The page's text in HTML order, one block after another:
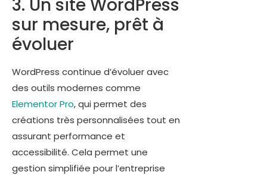
3. Un site WordPress
sur mesure, prêt à
évoluer
WordPress continue d’évoluer avec
des outils modernes comme
Elementor Pro, qui permet des
créations très personnalisées tout en
assurant performance et
accessibilité. Cela permet une
gestion simplifiée pour l’entreprise